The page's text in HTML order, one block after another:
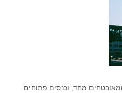
מחד, וכנסים פתוחים